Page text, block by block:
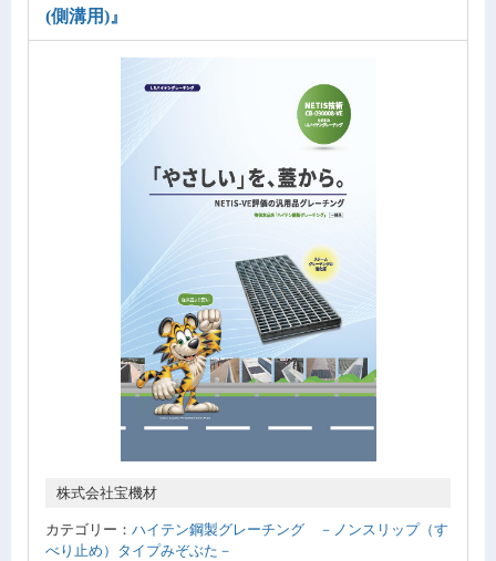
(側溝用)』
株式会社宝機材
カテゴリー： ハイテン鋼製グレーチング －ノンスリップ（す
べり止め）タイプみぞぶた－